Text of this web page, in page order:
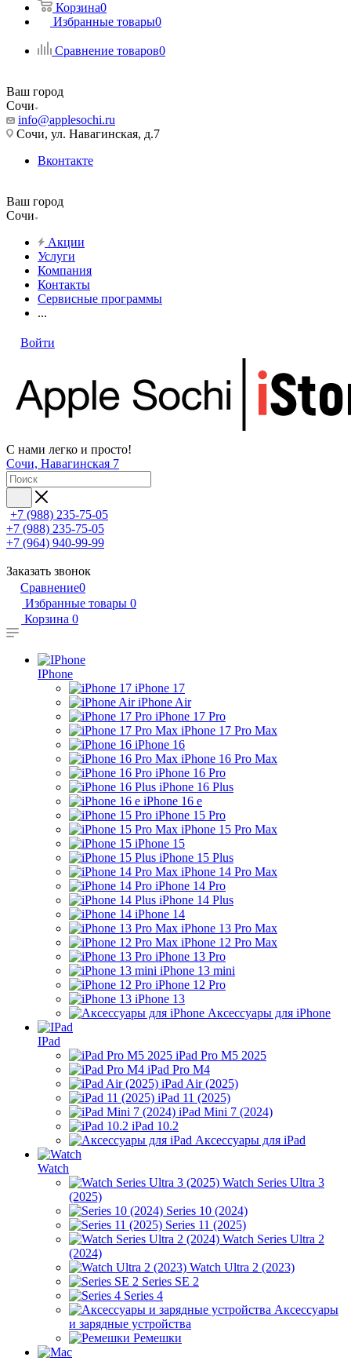
Корзина0
Избранные товары0
Сравнение товаров0
Ваш город
Сочи
info@applesochi.ru
Сочи, ул. Навагинская, д.7
Вконтакте
Ваш город
Сочи
Акции
Услуги
Компания
Контакты
Сервисные программы
...
Войти
С нами легко и просто!
Сочи, Навагинская 7
+7 (988) 235-75-05
+7 (988) 235-75-05
+7 (964) 940-99-99
Заказать звонок
Сравнение0
Избранные товары 0
Корзина 0
IPhone
iPhone 17
iPhone Air
iPhone 17 Pro
iPhone 17 Pro Max
iPhone 16
iPhone 16 Pro Max
iPhone 16 Pro
iPhone 16 Plus
iPhone 16 e
iPhone 15 Pro
iPhone 15 Pro Max
iPhone 15
iPhone 15 Plus
iPhone 14 Pro Max
iPhone 14 Pro
iPhone 14 Plus
iPhone 14
iPhone 13 Pro Max
iPhone 12 Pro Max
iPhone 13 Pro
iPhone 13 mini
iPhone 12 Pro
iPhone 13
Аксессуары для iPhone
IPad
iPad Pro M5 2025
iPad Pro M4
iPad Air (2025)
iPad 11 (2025)
iPad Mini 7 (2024)
iPad 10.2
Аксессуары для iPad
Watch
Watch Series Ultra 3
(2025)
Series 10 (2024)
Series 11 (2025)
Watch Series Ultra 2
(2024)
Watch Ultra 2 (2023)
Series SE 2
Series 4
Аксессуары
и зарядные устройства
Ремешки